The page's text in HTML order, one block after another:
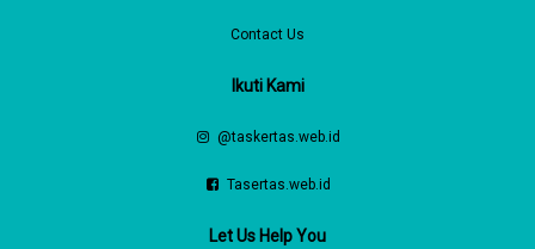
Contact Us
Ikuti Kami
@taskertas.web.id
Tasertas.web.id
Let Us Help You